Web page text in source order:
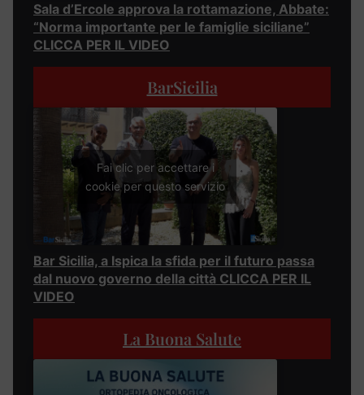
Sala d’Ercole approva la rottamazione, Abbate:
“Norma importante per le famiglie siciliane”
CLICCA PER IL VIDEO
BarSicilia
Fai clic per accettare i
cookie per questo servizio
Bar Sicilia, a Ispica la sfida per il futuro passa
dal nuovo governo della città CLICCA PER IL
VIDEO
La Buona Salute